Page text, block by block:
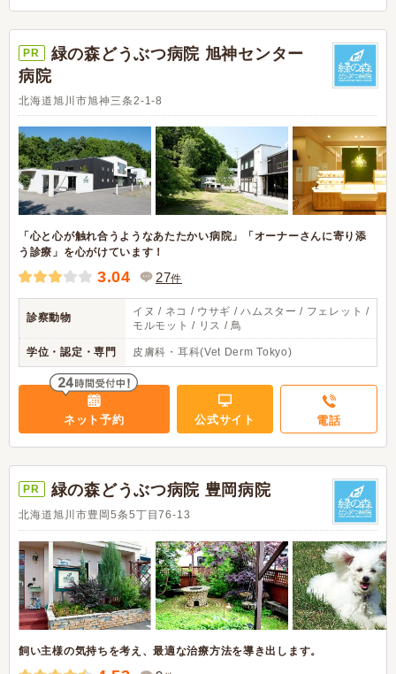
PR
緑の森どうぶつ病院 旭神センター
病院
北海道旭川市旭神三条2-1-8
「心と心が触れ合うようなあたたかい病院」「オーナーさんに寄り添
う診療」を心がけています！
3.04 27件
診察動物
イヌ / ネコ / ウサギ / ハムスター / フェレット /
モルモット / リス / 鳥
学位・認定・専門 皮膚科・耳科(Vet Derm Tokyo)
ネット予約 公式サイト 電話
PR 緑の森どうぶつ病院 豊岡病院
北海道旭川市豊岡5条5丁目76-13
飼い主様の気持ちを考え、最適な治療方法を導き出します。